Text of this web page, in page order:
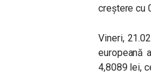
creștere cu
Vineri,
europeană
4,8089 lei,